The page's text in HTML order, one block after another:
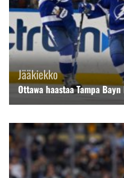
Jääkiekko
Ottawa haastaa Tampa